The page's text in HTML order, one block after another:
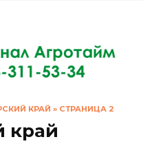
КРАЙ » СТРАНИЦА 2
край